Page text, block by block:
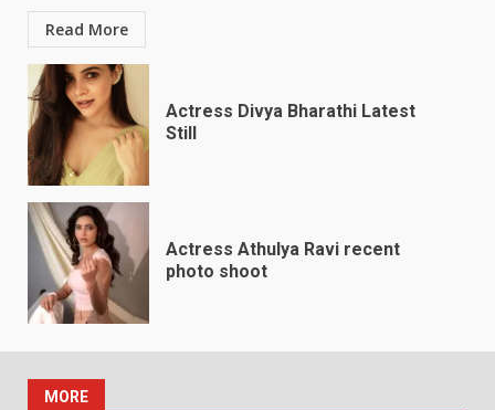
Read More
Actress Divya Bharathi Latest
Still
Actress Athulya Ravi recent
photo shoot
MORE